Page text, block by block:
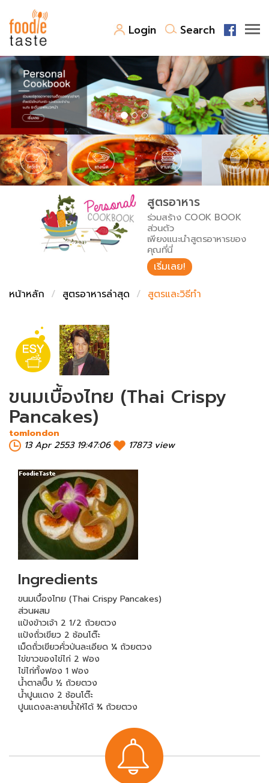
Login Search
สูตรอาหาร
สูตรอาหารล่าสุด
Top Foodie
พาไปชิม
สารพันก้นครัว
เคล็ดลับน่ารู้
เปรียบเทียบหน่วยการตวง
เปรียบเทียบอุณหภูมิ
เปรียบเทียบน้ำหนักวัตถุดิบ
FoodPedia
สร้าง Cookbook
สูตรอาหาร
ร่วมสร้าง COOK BOOK
ส่วนตัว
เพียงแนะนำสูตรอาหารของ
คุณที่นี่
เริ่มเลย!
หน้าหลัก
สูตรอาหารล่าสุด สูตรและวิธีทำ
ขนมเบื้องไทย (Thai Crispy
Pancakes)
tomlondon
13 Apr 2553 19:47:06
17873 view
Ingredients
ขนมเบื้องไทย (Thai Crispy Pancakes)
ส่วนผสม
แป้งข้าวเจ้า 2 1/2 ถ้วยตวง
แป้งถั่วเขียว 2 ช้อนโต๊ะ
เม็ดถั่วเขียวคั่วป่นละเอียด ¼ ถ้วยตวง
ไข่ขาวของไข่ไก่ 2 ฟอง
ไข่ไก่ทั้งฟอง 1 ฟอง
น้ำตาลปิ๊บ ½ ถ้วยตวง
น้ำปูนแดง 2 ช้อนโต๊ะ
ปูนแดงละลายน้ำให้ได้ ¾ ถ้วยตวง